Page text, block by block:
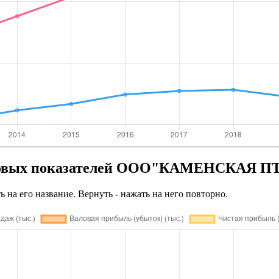
показателей
на его название. Вернуть - нажать на него повторно.